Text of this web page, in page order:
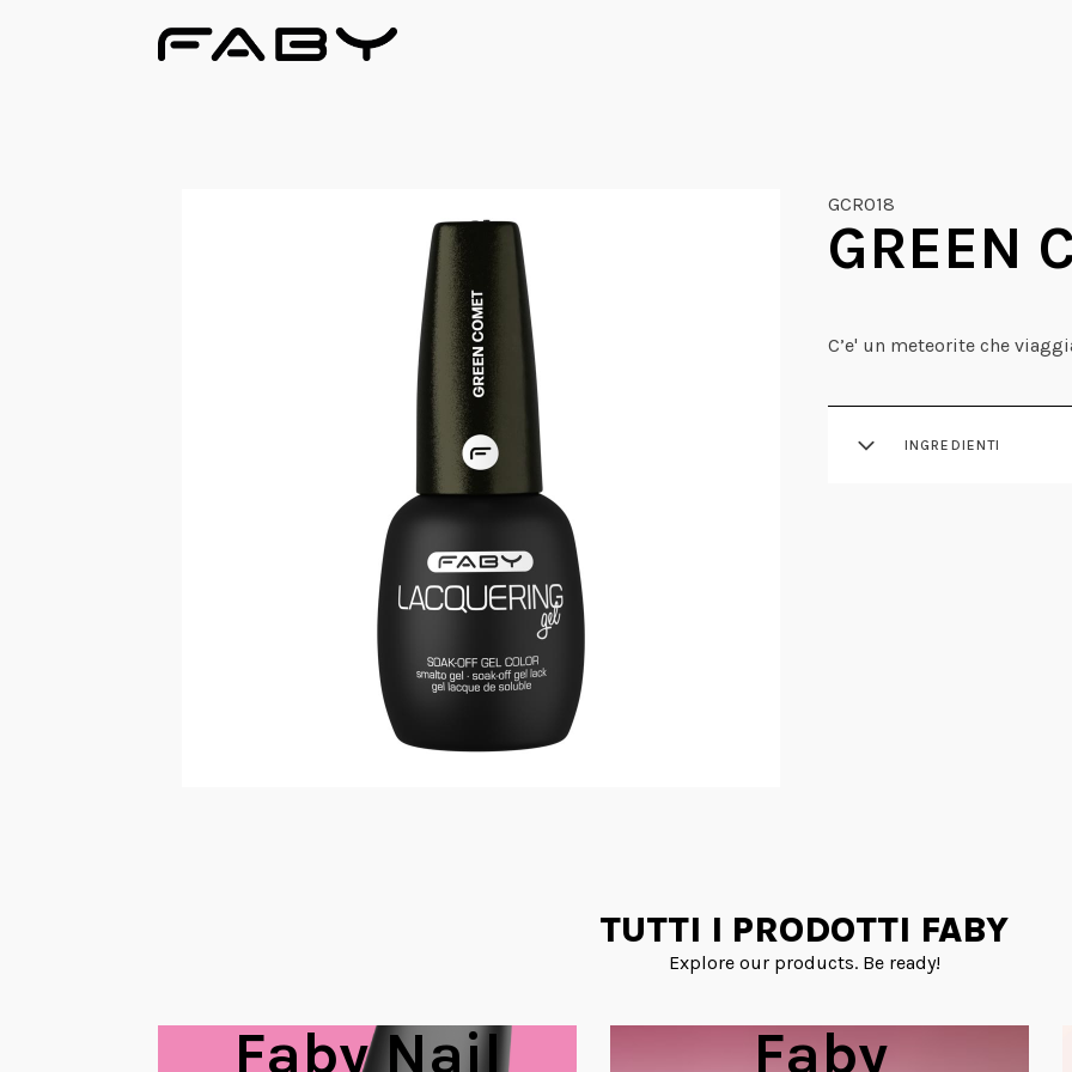
GCR018
GREEN
C’e' un meteorite che
INGREDIENTI
TUTTI I PRODOTTI FABY
Explore our products. Be ready!
Faby Nail
Faby